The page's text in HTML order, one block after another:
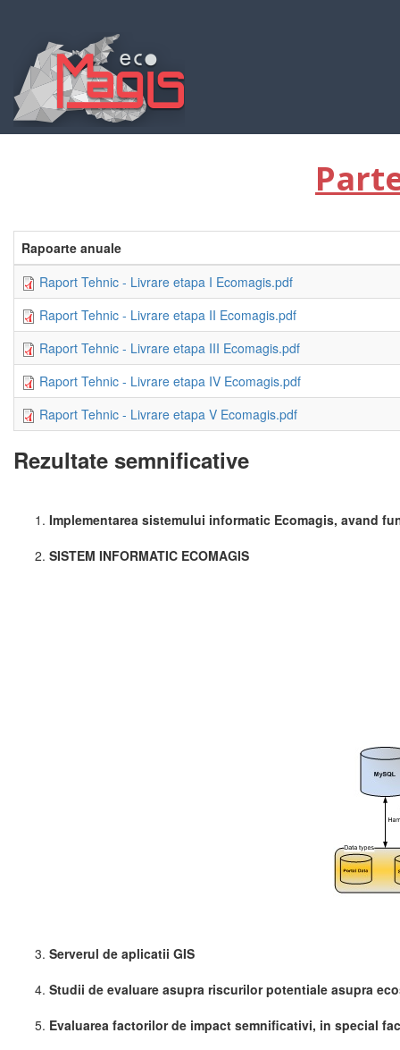
conţinutul
principal
Rapoarte anuale
Raport Tehnic - Livrare etapa I Ecomagis.pdf
Raport Tehnic - Livrare etapa II Ecomagis.pdf
Raport Tehnic - Livrare etapa III Ecomagis.pdf
Raport Tehnic - Livrare etapa IV Ecomagis.pdf
Raport Tehnic - Livrare etapa V Ecomagis.pdf
Rezultate semnificative
Implementarea sistemului informatic Ecomagis, avand
SISTEM INFORMATIC ECOMAGIS
Serverul de aplicatii GIS
Studii de evaluare asupra riscurilor potentiale asupra
Evaluarea factorilor de impact semnificativi, in special